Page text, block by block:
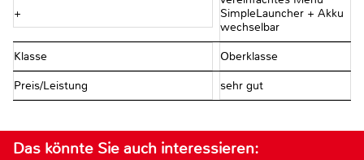
+
SimpleLauncher + Akku
wechselbar
Klasse Oberklasse
Preis/Leistung sehr gut
Das könnte Sie auch interessieren: